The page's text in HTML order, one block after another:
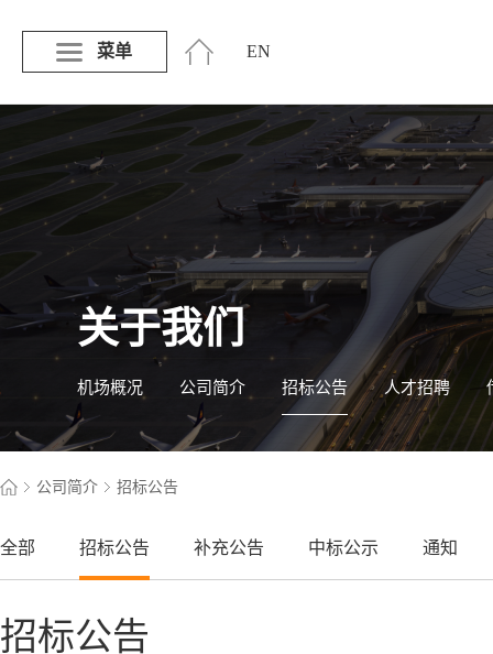
菜单 EN
关于我们
机场概况 公司简介 招标公告 人才招聘
公司简介 招标公告
全部 招标公告 补充公告 中标公示 通知
招标公告